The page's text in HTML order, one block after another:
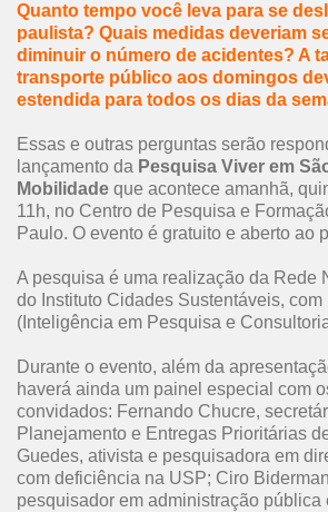
Quanto tempo você leva para se
paulista? Quais medidas deveriam
diminuir o número de acidentes? A
transporte público aos domingos
estendida para todos os dias da
Essas e outras perguntas serão
lançamento da Pesquisa Viver em
Mobilidade que acontece amanhã,
11h, no Centro de Pesquisa e
Paulo. O evento é gratuito e aberto ao
A pesquisa é uma realização da Rede
do Instituto Cidades Sustentáveis,
(Inteligência em Pesquisa e
Durante o evento, além da
haverá ainda um painel especial com
convidados: Fernando Chucre,
Planejamento e Entregas Prioritárias
Guedes, ativista e pesquisadora em
com deficiência na USP; Ciro
pesquisador em administração pública